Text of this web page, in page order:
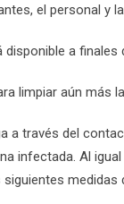
el personal y
a finales
limpiar aún más
a través del
infectada. Al
medidas